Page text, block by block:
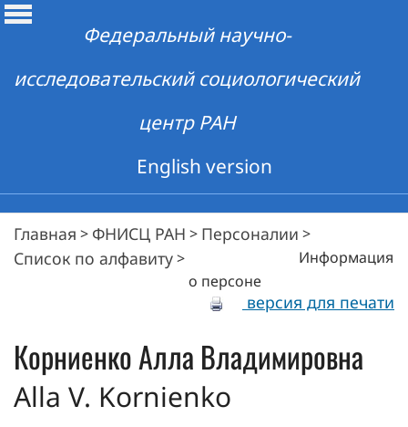
Федеральный научно-
исследовательский социологический
центр РАН
English version
Главная > ФНИСЦ РАН > Персоналии >
Список по алфавиту>
Информация
о персоне
версия для печати
КорниенкоАлла Владимировна
Alla V. Kornienko